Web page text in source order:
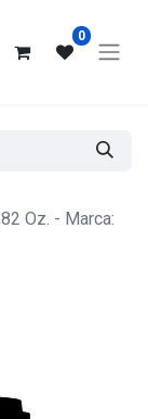
0
Oz. - Marca: